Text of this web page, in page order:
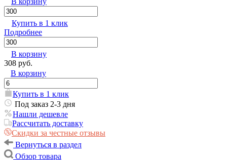
Купить в 1 клик
Подробнее
В корзину
308 руб.
В корзину
Купить в 1 клик
Под заказ 2-3 дня
Нашли дешевле
Рассчитать доставку
Скидки за честные отзывы
Вернуться в раздел
Обзор товара